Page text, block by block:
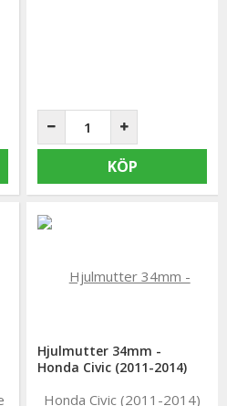
KÖP
Hjulmutter 34mm -
Honda Civic (2011-2014)